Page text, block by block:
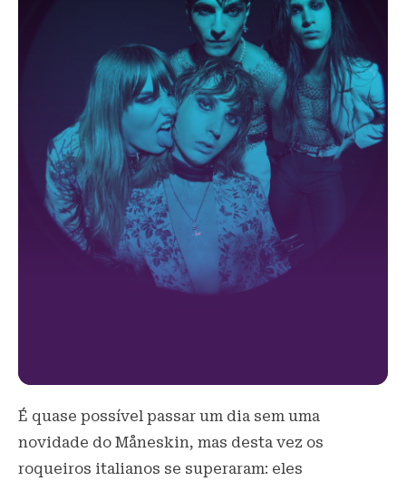
É quase possível passar um dia sem uma
novidade do Måneskin, mas desta vez os
roqueiros italianos se superaram: eles